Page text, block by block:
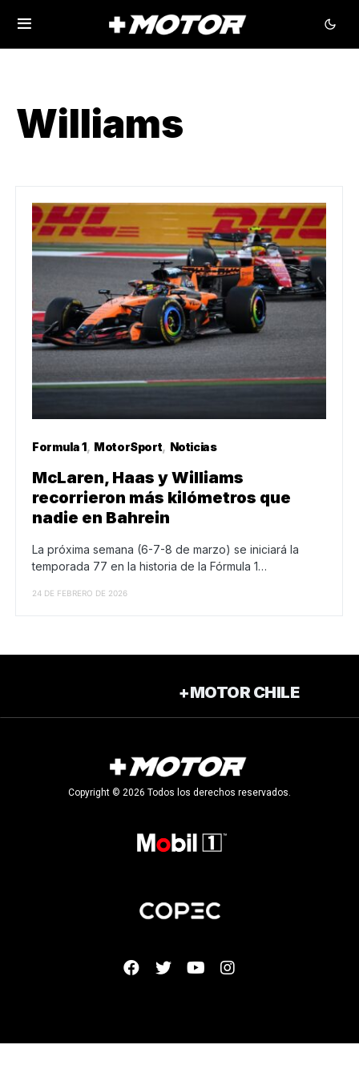
Williams
Formula 1 MotorSport Noticias
McLaren, Haas y Williams
recorrieron más kilómetros que
nadie en Bahrein
La próxima semana (6-7-8 de marzo) se iniciará la
temporada 77 en la historia de la Fórmula 1…
24 DE FEBRERO DE 2026
+MOTOR CHILE
Copyright © 2026 Todos los derechos reservados.